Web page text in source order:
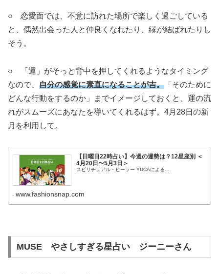
○ 恋愛面では、不意に訪れた場所で楽しく過ごしている
と、偶然出会った人と仲良くなれたり、縁が結ばれたりし
そう。
○ 「運」がそっと背中を押してくれるようなタイミング
なので、 自分の感覚に素直になることが吉。 「そのために
どんな行動をするのか」までイメージしておくと、運の流
れがスムーズにあなたを導いてくれるはず。4月28日の新
月を利用して。
【日曜日22時占い】今週の運勢は？12星座別 ＜
4月20日〜5月3日＞
スピリチュアル・ヒーラー YUCAによる...
www.fashionsnap.com
MUSE やさしすぎる星占い ジーニーさん